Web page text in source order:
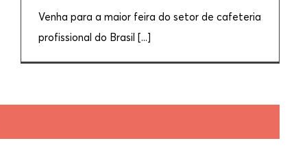
Venha para a maior feira do setor de cafeteria
profissional do Brasil [...]